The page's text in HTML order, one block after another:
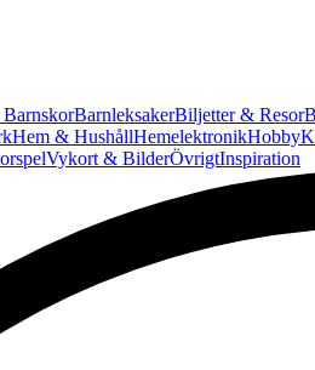
BarnleksakerBiljetter & Resor
Hem & HushållHemelektronikHobby
Vykort & BilderÖvrigtInspiration